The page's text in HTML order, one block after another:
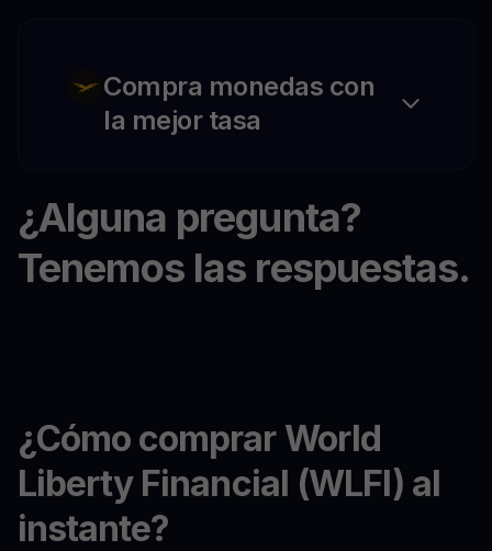
Compra monedas con
la mejor tasa
¿Alguna pregunta?
Tenemos las respuestas.
¿Cómo comprar World
Liberty Financial (WLFI) al
instante?